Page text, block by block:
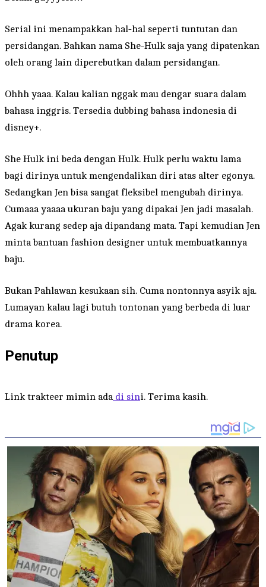
Serial ini menampakkan hal-hal seperti tuntutan dan
persidangan. Bahkan nama She-Hulk saja yang dipatenkan
oleh orang lain diperebutkan dalam persidangan.
Ohhh yaaa. Kalau kalian nggak mau dengar suara dalam
bahasa inggris. Tersedia dubbing bahasa indonesia di
disney+.
She Hulk ini beda dengan Hulk. Hulk perlu waktu lama
bagi dirinya untuk mengendalikan diri atas alter egonya.
Sedangkan Jen bisa sangat fleksibel mengubah dirinya.
Cumaaa yaaaa ukuran baju yang dipakai Jen jadi masalah.
Agak kurang sedep aja dipandang mata. Tapi kemudian Jen
minta bantuan fashion designer untuk membuatkannya
baju.
Bukan Pahlawan kesukaan sih. Cuma nontonnya asyik aja.
Lumayan kalau lagi butuh tontonan yang berbeda di luar
drama korea.
Penutup
Link trakteer mimin adadi sini. Terima kasih.